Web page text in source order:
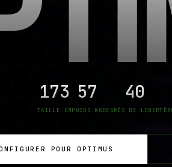
173
TAILLE CM
57
POIDS KG
40
DEGRÉS DE LIBERTÉ
POUR OPTIMUS